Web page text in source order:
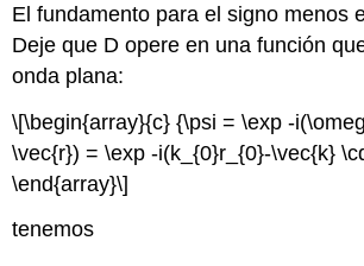
El fundamento para el signo menos
Deje que D opere en una función
onda plana:
\[\begin{array}{c} {\psi = \exp -
\vec{r}) = \exp -i(k_{0}r_{0}-\vec{k}
\end{array}\]
tenemos